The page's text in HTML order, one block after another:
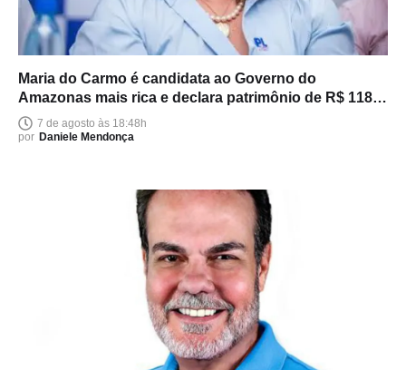
Maria do Carmo é candidata ao Governo do
Amazonas mais rica e declara patrimônio de R$ 118
milhões
7 de agosto às 18:48h
por Daniele Mendonça